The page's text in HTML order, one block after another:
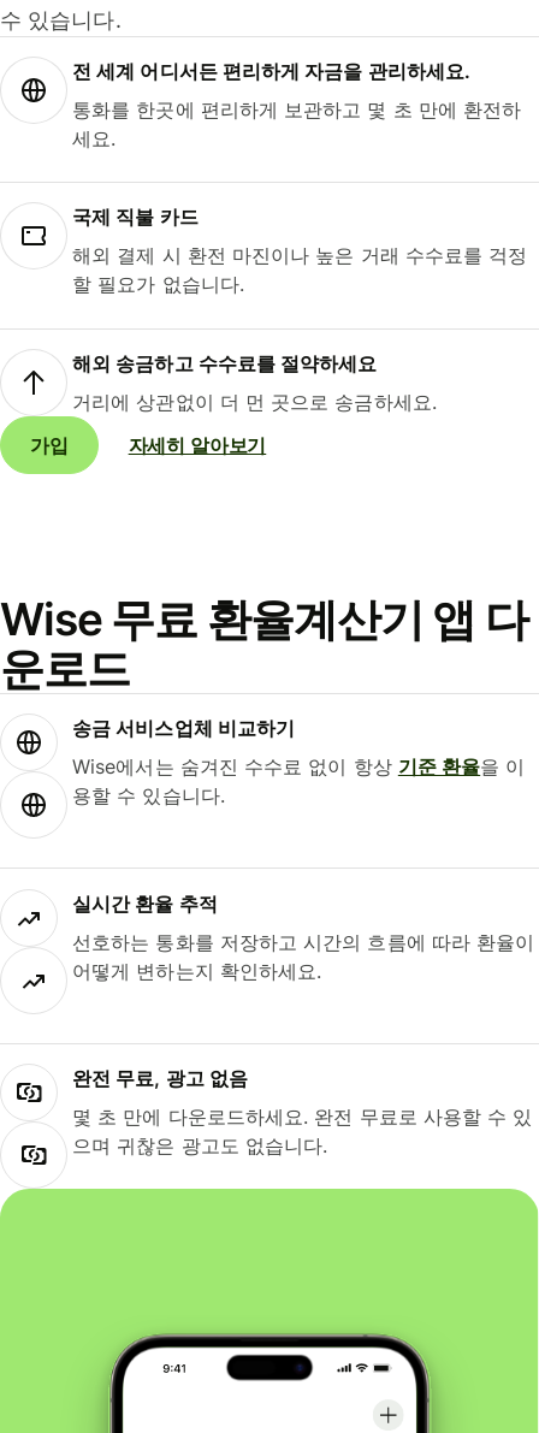
수 있습니다.
전 세계 어디서든 편리하게 자금을 관리하세요.
통화를 한곳에 편리하게 보관하고 몇 초 만에 환전하
세요.
국제 직불 카드
해외 결제 시 환전 마진이나 높은 거래 수수료를 걱정
할 필요가 없습니다.
해외 송금하고 수수료를 절약하세요
거리에 상관없이 더 먼 곳으로 송금하세요.
가입
자세히 알아보기
Wise 무료 환율계산기 앱 다
운로드
송금 서비스업체 비교하기
Wise에서는 숨겨진 수수료 없이 항상 기준 환율을 이
용할 수 있습니다.
실시간 환율 추적
선호하는 통화를 저장하고 시간의 흐름에 따라 환율이
어떻게 변하는지 확인하세요.
완전 무료, 광고 없음
몇 초 만에 다운로드하세요. 완전 무료로 사용할 수 있
으며 귀찮은 광고도 없습니다.